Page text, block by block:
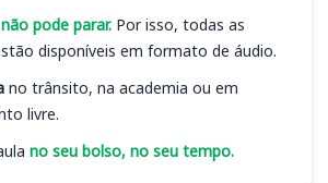
não pode parar. Por isso, todas as
disponíveis em formato de áudio.
no trânsito, na academia ou em
livre.
no seu bolso, no seu tempo.